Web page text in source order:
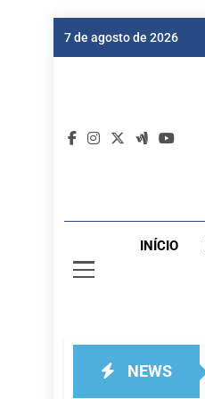
7 de agosto de 2026
INÍCIO
NEWS